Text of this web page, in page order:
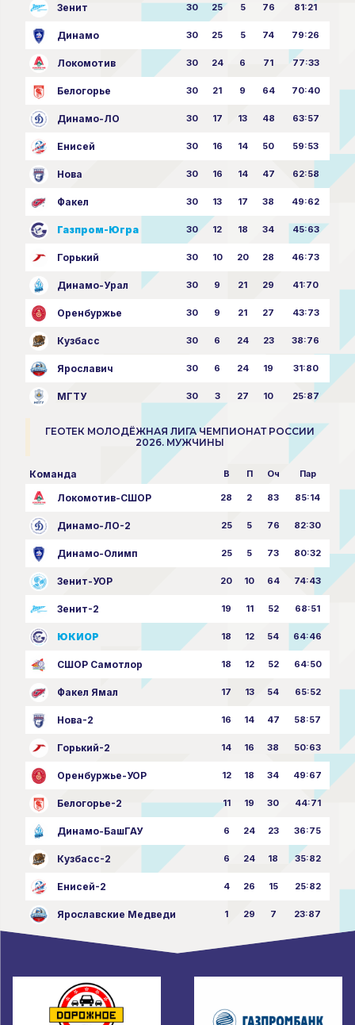
Зенит 30 25 5 76 81:21
Динамо 30 25 5 74 79:26
Локомотив 30 24 6 71 77:33
Белогорье 30 21 9 64 70:40
Динамо-ЛО 30 17 13 48 63:57
Енисей 30 16 14 50 59:53
Нова 30 16 14 47 62:58
Факел 30 13 17 38 49:62
Газпром-Югра 30 12 18 34 45:63
Горький 30 10 20 28 46:73
Динамо-Урал 30 9 21 29 41:70
Оренбуржье 30 9 21 27 43:73
Кузбасс 30 6 24 23 38:76
Ярославич 30 6 24 19 31:80
МГТУ 30 3 27 10 25:87
ГЕОТЕК МОЛОДЁЖНАЯ ЛИГА ЧЕМПИОНАТ РОССИИ
2026. МУЖЧИНЫ
Команда В П Оч Пар
Локомотив-СШОР 28 2 83 85:14
Динамо-ЛО-2 25 5 76 82:30
Динамо-Олимп 25 5 73 80:32
Зенит-УОР 20 10 64 74:43
Зенит-2 19 11 52 68:51
ЮКИОР 18 12 54 64:46
СШОР Самотлор 18 12 52 64:50
Факел Ямал 17 13 54 65:52
Нова-2 16 14 47 58:57
Горький-2 14 16 38 50:63
Оренбуржье-УОР 12 18 34 49:67
Белогорье-2 11 19 30 44:71
Динамо-БашГАУ 6 24 23 36:75
Кузбасс-2 6 24 18 35:82
Енисей-2 4 26 15 25:82
Ярославские Медведи 1 29 7 23:87